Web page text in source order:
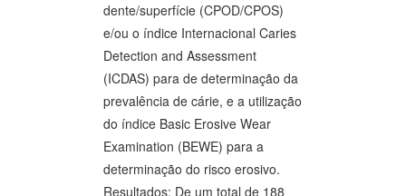
dente/superfície (CPOD/CPOS)
e/ou o índice Internacional Caries
Detection and Assessment
(ICDAS) para de determinação da
prevalência de cárie, e a utilização
do índice Basic Erosive Wear
Examination (BEWE) para a
determinação do risco erosivo.
Resultados: De um total de 188